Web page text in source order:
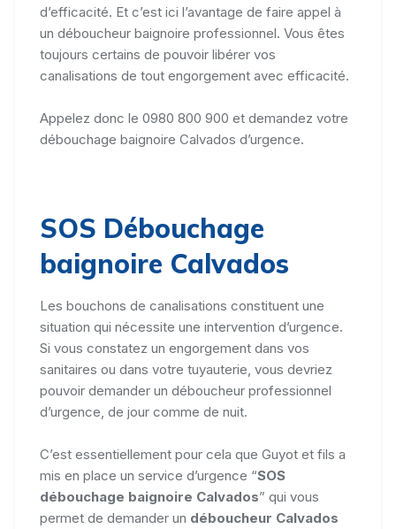
d’efficacité. Et c’est ici l’avantage de faire appel à
un déboucheur baignoire professionnel. Vous êtes
toujours certains de pouvoir libérer vos
canalisations de tout engorgement avec efficacité.
Appelez donc le 0980 800 900 et demandez votre
débouchage baignoire Calvados d’urgence.
SOS Débouchage
baignoire Calvados
Les bouchons de canalisations constituent une
situation qui nécessite une intervention d’urgence.
Si vous constatez un engorgement dans vos
sanitaires ou dans votre tuyauterie, vous devriez
pouvoir demander un déboucheur professionnel
d’urgence, de jour comme de nuit.
C’est essentiellement pour cela que Guyot et fils a
mis en place un service d’urgence “SOS
débouchage baignoire Calvados” qui vous
permet de demander un déboucheur Calvados